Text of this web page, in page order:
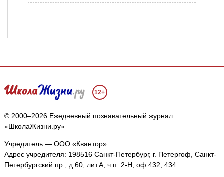
12+
© 2000–2026 Ежедневный познавательный журнал
«ШколаЖизни.ру»
Учредитель — ООО «Квантор»
Адрес учредителя: 198516 Санкт-Петербург, г. Петергоф, Санкт-
Петербургский пр., д.60, лит.А, ч.п. 2-Н, оф.432, 434